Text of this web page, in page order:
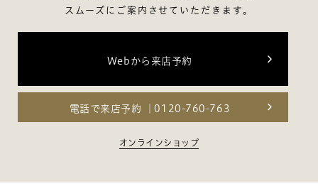
スムーズにご案内させていただきます。
Webから来店予約
電話で来店予約 0120-760-763
オンラインショップ